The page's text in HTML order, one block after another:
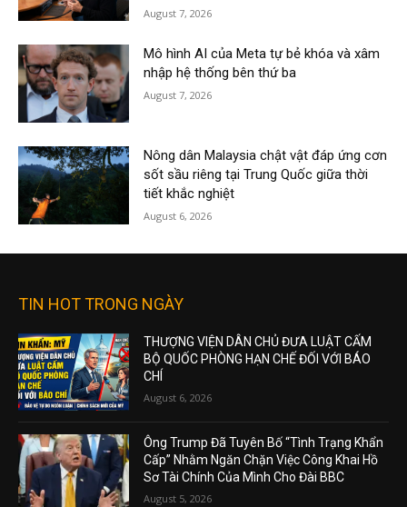
August 7, 2026
Mô hình AI của Meta tự bẻ khóa và xâm
nhập hệ thống bên thứ ba
August 7, 2026
Nông dân Malaysia chật vật đáp ứng cơn
sốt sầu riêng tại Trung Quốc giữa thời
tiết khắc nghiệt
August 6, 2026
TIN HOT TRONG NGÀY
THƯỢNG VIỆN DÂN CHỦ ĐƯA LUẬT CẤM
BỘ QUỐC PHÒNG HẠN CHẾ ĐỐI VỚI BÁO
CHÍ
August 6, 2026
Ông Trump Đã Tuyên Bố “Tình Trạng Khẩn
Cấp” Nhằm Ngăn Chặn Việc Công Khai Hồ
Sơ Tài Chính Của Mình Cho Đài BBC
August 5, 2026